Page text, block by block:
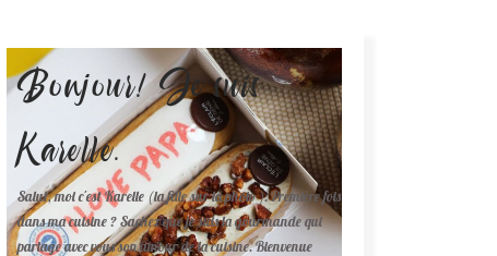
Bonjour! Je suis
Karelle.
Salut, moi c'est Karelle (la fille sur la photo ). Première fois
dans ma cuisine ? Sachez que je suis la gourmande qui
partage avec vous son amour de la cuisine. Bienvenue